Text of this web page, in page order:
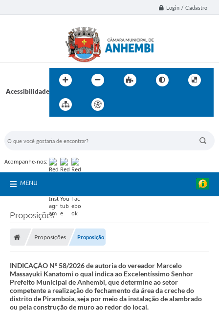
Login / Cadastro
Acessibilidade
Acompanhe-nos:
MENU
Proposições
Proposições Proposição
INDICAÇÃO Nº 58/2026 de autoria do vereador Marcelo
Massayuki Kanatomi o qual indica ao Excelentíssimo Senhor
Prefeito Municipal de Anhembi, que determine ao setor
competente a realização do fechamento da área da creche do
distrito de Piramboia, seja por meio da instalação de alambrado
ou pela construção de muro ao redor do local.